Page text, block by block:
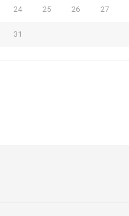
24 25 26 27
31